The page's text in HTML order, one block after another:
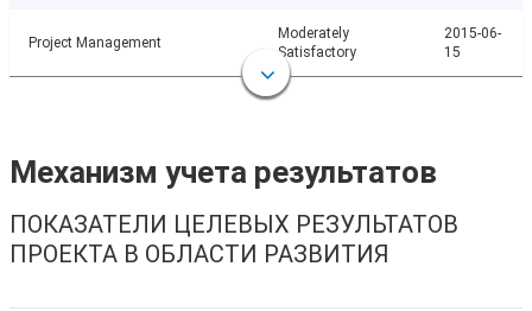
Project Management
Moderately
Satisfactory
2015-06-
15
Механизм учета результатов
ПОКАЗАТЕЛИ ЦЕЛЕВЫХ РЕЗУЛЬТАТОВ
ПРОЕКТА В ОБЛАСТИ РАЗВИТИЯ